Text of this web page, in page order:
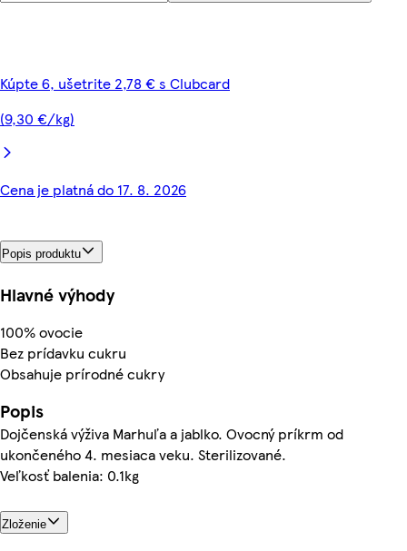
Kúpte 6, ušetrite 2,78 € s Clubcard
(9,30 €/kg)
Cena je platná do 17. 8. 2026
Popis produktu
Hlavné výhody
100% ovocie
Bez prídavku cukru
Obsahuje prírodné cukry
Popis
Dojčenská výživa Marhuľa a jablko. Ovocný príkrm od
ukončeného 4. mesiaca veku. Sterilizované.
Veľkosť balenia: 0.1kg
Zloženie